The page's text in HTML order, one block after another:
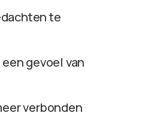
te
gevoel van
verbonden